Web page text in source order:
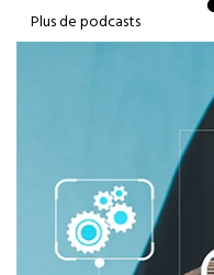
Plus de podcasts